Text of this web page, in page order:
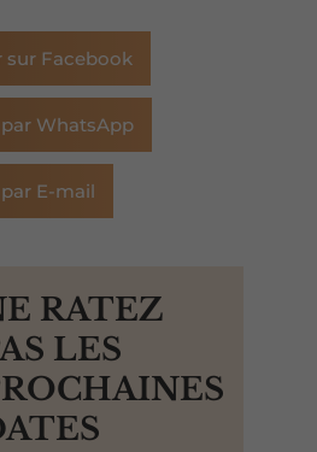
sur Facebook
WhatsApp
E-mail
RATEZ
LES